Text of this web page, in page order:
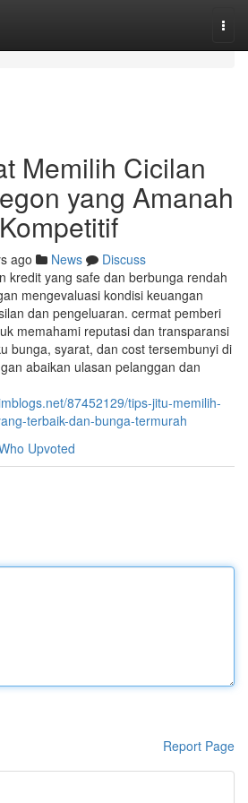
Memilih Cicilan
yang Amanah
ago News
Discuss
kredit yang safe dan berbunga rendah
mengevaluasi kondisi keuangan
dan pengeluaran. cermat pemberi
memahami reputasi dan transparansi
bunga, syarat, dan cost tersembunyi di
abaikan ulasan pelanggan dan
87452129/tips-jitu-memilih-
terbaik-dan-bunga-termurah
Upvoted
Report Page